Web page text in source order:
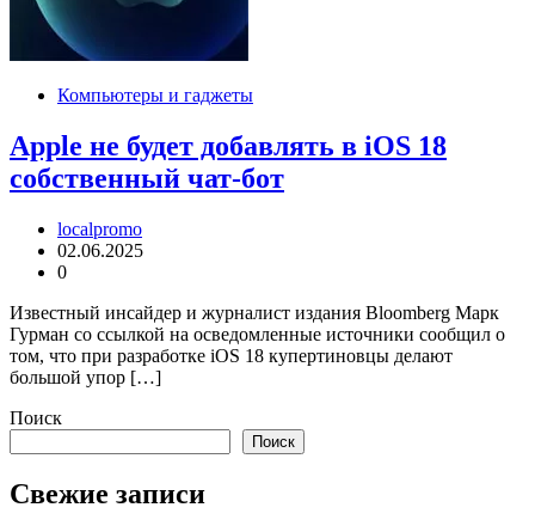
Компьютеры и гаджеты
Apple не будет добавлять в iOS 18
собственный чат-бот
localpromo
02.06.2025
0
Известный инсайдер и журналист издания Bloomberg Марк
Гурман со ссылкой на осведомленные источники сообщил о
том, что при разработке iOS 18 купертиновцы делают
большой упор […]
Поиск
Поиск
Свежие записи